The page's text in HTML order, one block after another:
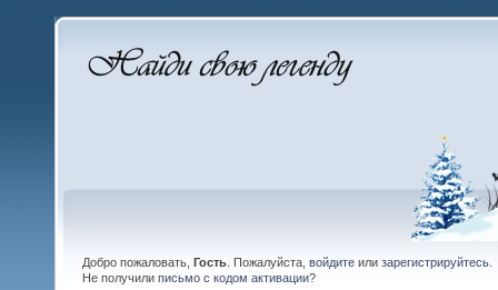
Добро пожаловать, Гость . Пожалуйста, войдите или зарегистрируйтесь
Не получили письмо с кодом активации?